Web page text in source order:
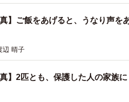
真】ご飯をあげると、うなり声を
辺 晴子
真】2匹とも、保護した人の家族に